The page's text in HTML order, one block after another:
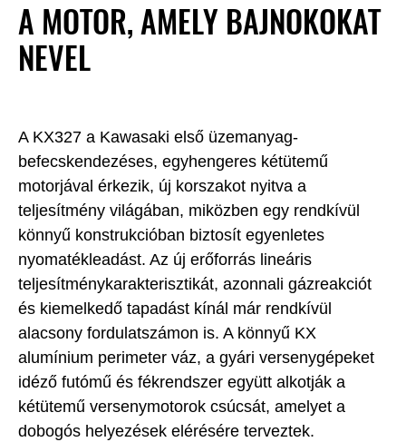
A MOTOR, AMELY BAJNOKOKAT
NEVEL
A KX327 a Kawasaki első üzemanyag-
befecskendezéses, egyhengeres kétütemű
motorjával érkezik, új korszakot nyitva a
teljesítmény világában, miközben egy rendkívül
könnyű konstrukcióban biztosít egyenletes
nyomatékleadást. Az új erőforrás lineáris
teljesítménykarakterisztikát, azonnali gázreakciót
és kiemelkedő tapadást kínál már rendkívül
alacsony fordulatszámon is. A könnyű KX
alumínium perimeter váz, a gyári versenygépeket
idéző futómű és fékrendszer együtt alkotják a
kétütemű versenymotorok csúcsát, amelyet a
dobogós helyezések elérésére terveztek.